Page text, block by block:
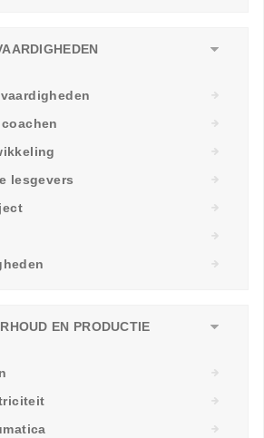
lesgevers
EN PRODUCTIE